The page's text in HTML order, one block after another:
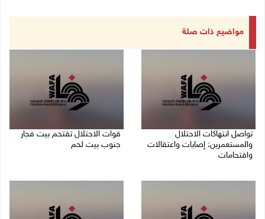
مواضيع ذات صلة
تواصل انتهاكات الاحتلال
والمستعمرين: إصابات واعتقالات
واقتحامات
قوات الاحتلال تقتحم بيت فجار
جنوب بيت لحم